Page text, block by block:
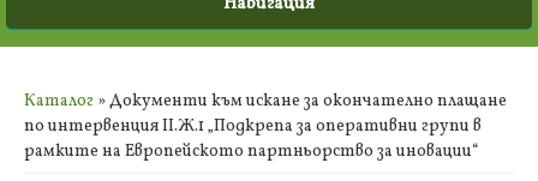
Вие сте тук
Каталог » Документи към искане за окончателно плащане
по интервенция II.Ж.1 „Подкрепа за оперативни групи в
рамките на Европейското партньорство за иновации“